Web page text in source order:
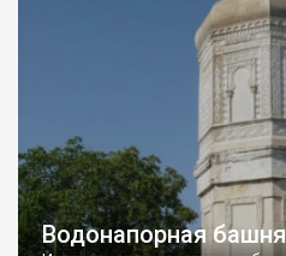
Водонапорная